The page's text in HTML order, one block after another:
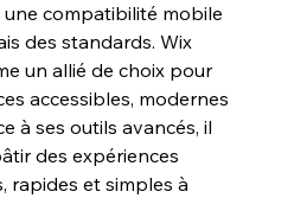
compatibilité mobile
des standards. Wix
un allié de choix pour
accessibles, modernes
à ses outils avancés, il
des expériences
rapides et simples à